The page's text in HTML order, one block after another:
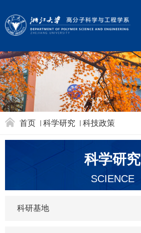
首页 科学研究 科技政策
科学研究
SCIENCE
科研基地